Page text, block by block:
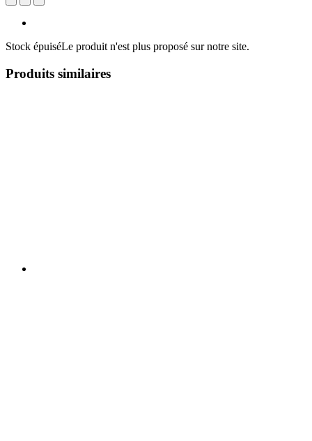
Stock épuiséLe produit n'est plus proposé sur notre site.
Produits similaires